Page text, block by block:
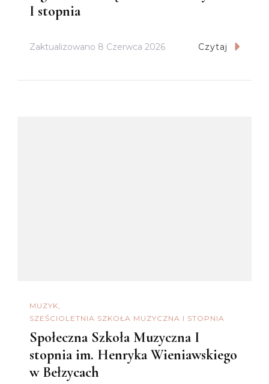
I stopnia
Zaktualizowano 8 Czerwca 2026 Czytaj
MUZYK
SZEŚCIOLETNIA SZKOŁA MUZYCZNA I STOPNIA
Społeczna Szkoła Muzyczna I
stopnia im. Henryka Wieniawskiego
w Bełzycach